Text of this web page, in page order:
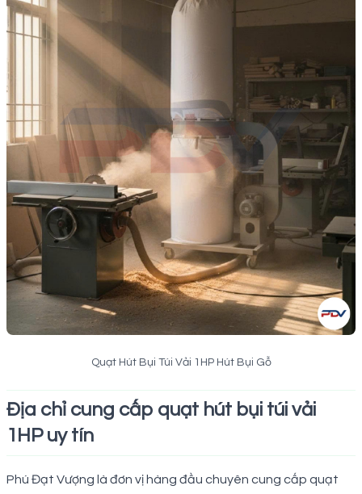
Quạt Hút Bụi Túi Vải 1HP Hút Bụi Gỗ
Địa chỉ cung cấp quạt hút bụi túi vải
1HP uy tín
Phú Đạt Vượng là đơn vị hàng đầu chuyên cung cấp quạt